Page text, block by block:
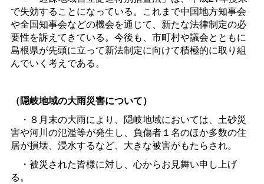
で失効することになっている。これまで中国地方知事会
や全国知事会などの機会を通じて、新たな法律制定の必
要性を訴えてきている。今後も、市町村や議会とともに
島根県が先頭に立って新法制定に向けて積極的に取り組
んでいく考えである。
（隠岐地域の大雨災害について）
・８月末の大雨により、隠岐地域においては、土砂災
害や河川の氾濫等が発生し、負傷者１名のほか多数の住
居が損壊、浸水するなど、大きな被害がもたらされ。
・被災された皆様に対し、心からお見舞い申し上げ
る。